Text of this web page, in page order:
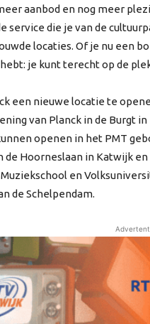
aanbod en nog meer
service die je van de
locaties. Of je nu een
je kunt terecht op de
een nieuwe locatie te
van Planck in de Burgt
openen in het PMT
Hoorneslaan in Katwijk
en
de Schelpendam.